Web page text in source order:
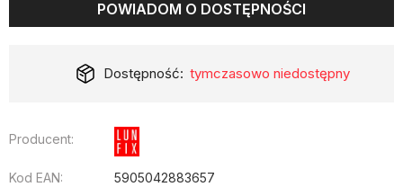
POWIADOM O DOSTĘPNOŚCI
Dostępność: tymczasowo niedostępny
Producent:
Kod EAN:
5905042883657